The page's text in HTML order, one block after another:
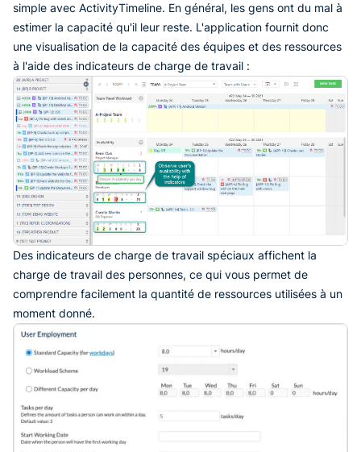
simple avec ActivityTimeline. En général, les gens ont du mal à
estimer la capacité qu'il leur reste. L'application fournit donc
une visualisation de la capacité des équipes et des ressources
à l'aide des indicateurs de charge de travail :
Des indicateurs de charge de travail spéciaux affichent la
charge de travail des personnes, ce qui vous permet de
comprendre facilement la quantité de ressources utilisées à un
moment donné.